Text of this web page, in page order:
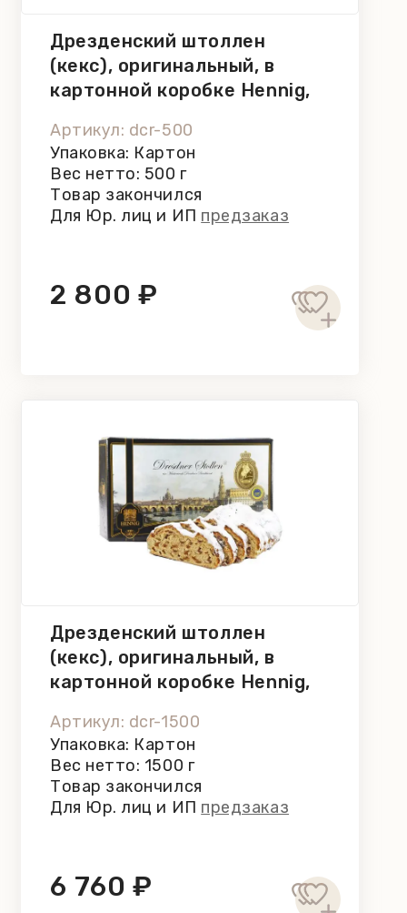
Дрезденский штоллен
(кекс), оригинальный, в
картонной коробке Hennig,
Артикул: dcr-500
Упаковка: Картон
Вес нетто: 500 г
Товар закончился
Для Юр. лиц и ИП предзаказ
2 800 ₽
Дрезденский штоллен
(кекс), оригинальный, в
картонной коробке Hennig,
Артикул: dcr-1500
Упаковка: Картон
Вес нетто: 1500 г
Товар закончился
Для Юр. лиц и ИП предзаказ
6 760 ₽